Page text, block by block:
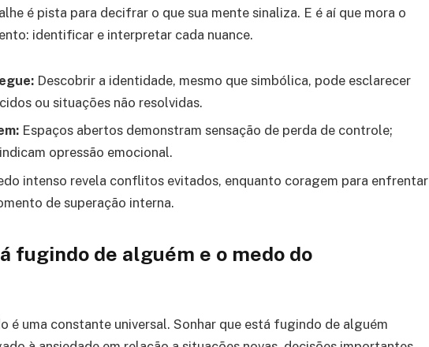
é pista para decifrar o que sua mente sinaliza. E é aí que mora o
identificar e interpretar cada nuance.
Descobrir a identidade, mesmo que simbólica, pode esclarecer
ou situações não resolvidas.
Espaços abertos demonstram sensação de perda de controle;
opressão emocional.
intenso revela conflitos evitados, enquanto coragem para enfrentar
de superação interna.
fugindo de alguém e o medo do
é uma constante universal. Sonhar que está fugindo de alguém